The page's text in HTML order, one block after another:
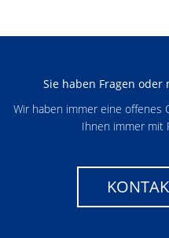
Sie haben Fragen
Wir haben immer eine offenes
Ihnen immer mit